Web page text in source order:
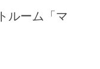
ルーム「マ